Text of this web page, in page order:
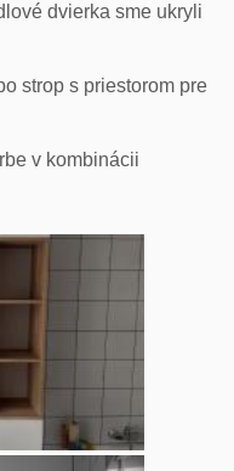
dvierka sme ukryli
strop s priestorom pre
v kombinácii